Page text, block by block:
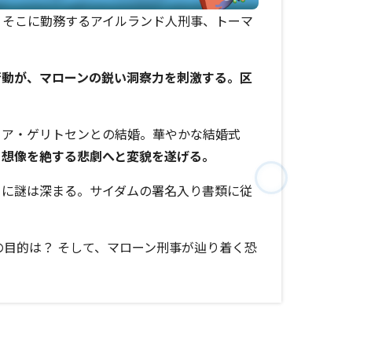
こに勤務するアイルランド人刑事、トーマ
が、マローンの鋭い洞察力を刺激する。区
・ゲリトセンとの結婚。華やかな結婚式
像を絶する悲劇へと変貌を遂げる。
謎は深まる。サイダムの署名入り書類に従
的は？ そして、マローン刑事が辿り着く恐